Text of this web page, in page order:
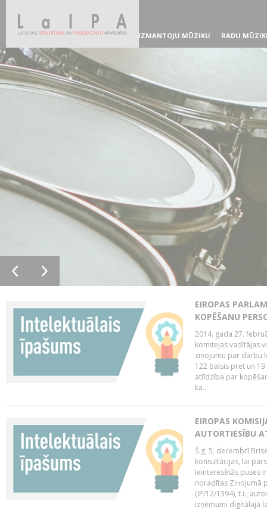
IZMANTOJU MŪZIKU RADU
EIROPAS
KOPĒŠANU
2014. gada 27.
komitejas vadītājas
ziņojumu par darbu
122 balsis pret un
atlīdzība par
ka...
EIROPAS
AUTORTIESĪBU
Š.g. 5. decembrī
konsultācijas, lai
Ieinteresētās puses
noradītas Ziņojumā
(IP/12/1394), t.i.,
izņēmumi digitālajā